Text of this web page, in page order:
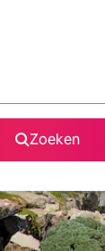
Zoeken